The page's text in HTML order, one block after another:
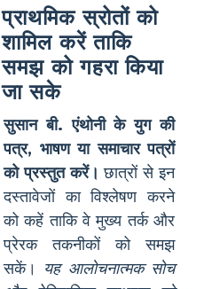
प्राथमिक स्रोतों को
शामिल करें ताकि
समझ को गहरा किया
जा सके
सुसान बी. एंथोनी के युग की
पत्र, भाषण या समाचार पत्रों
को प्रस्तुत करें। छात्रों से इन
दस्तावेजों का विश्लेषण करने
को कहें ताकि वे मुख्य तर्क और
प्रेरक तकनीकों को समझ
सकें। यह आलोचनात्मक सोच